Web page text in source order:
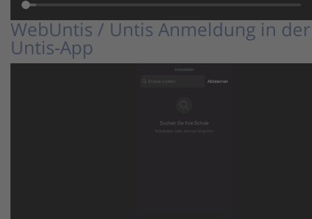
WebUntis / Untis Anmeldung in der
Untis-App